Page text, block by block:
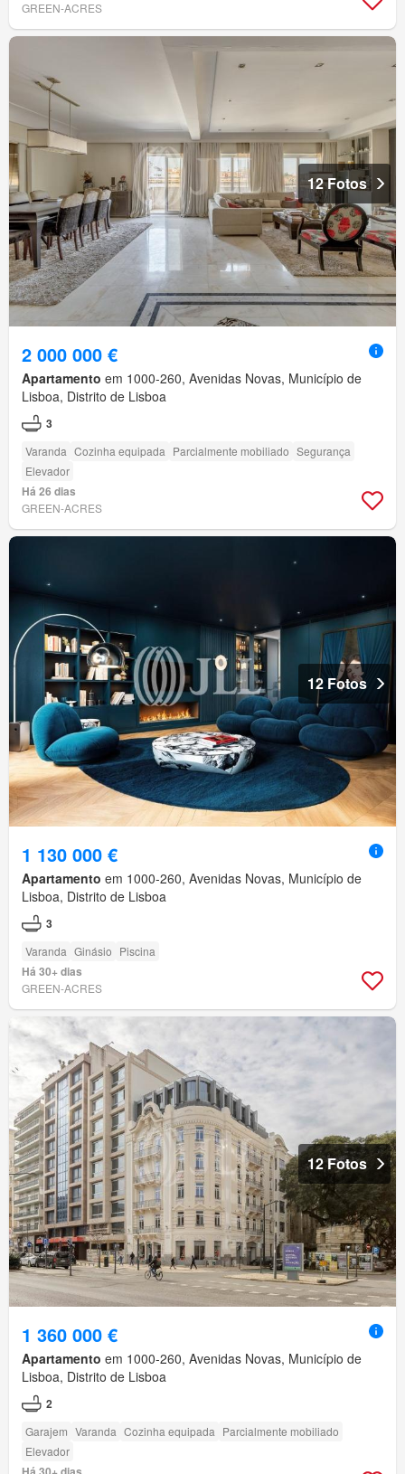
GREEN-ACRES
12 Fotos
2 000 000 €
Apartamento em 1000-260, Avenidas Novas, Município de
Lisboa, Distrito de Lisboa
3
Varanda Cozinha equipada Parcialmente mobiliado Segurança
Elevador
Há 26 dias
GREEN-ACRES
12 Fotos
1 130 000 €
Apartamento em 1000-260, Avenidas Novas, Município de
Lisboa, Distrito de Lisboa
3
Varanda Ginásio Piscina
Há 30+ dias
GREEN-ACRES
12 Fotos
1 360 000 €
Apartamento em 1000-260, Avenidas Novas, Município de
Lisboa, Distrito de Lisboa
2
Garajem Varanda Cozinha equipada Parcialmente mobiliado
Elevador